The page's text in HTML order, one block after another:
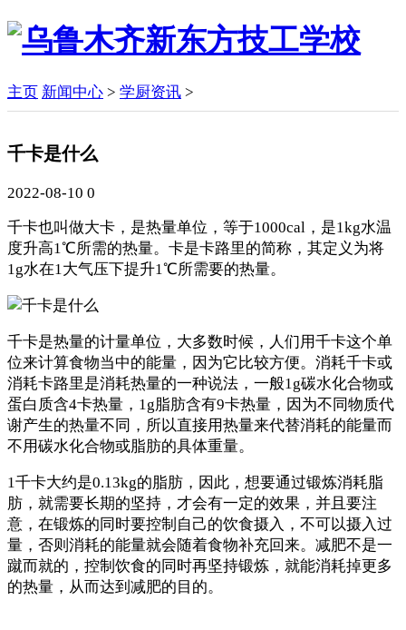
主页 新闻中心 > 学厨资讯 >
千卡是什么
2022-08-10 0
千卡也叫做大卡，是热量单位，等于1000cal，是1kg水温
度升高1℃所需的热量。卡是卡路里的简称，其定义为将
1g水在1大气压下提升1℃所需要的热量。
千卡是热量的计量单位，大多数时候，人们用千卡这个单
位来计算食物当中的能量，因为它比较方便。消耗千卡或
消耗卡路里是消耗热量的一种说法，一般1g碳水化合物或
蛋白质含4卡热量，1g脂肪含有9卡热量，因为不同物质代
谢产生的热量不同，所以直接用热量来代替消耗的能量而
不用碳水化合物或脂肪的具体重量。
1千卡大约是0.13kg的脂肪，因此，想要通过锻炼消耗脂
肪，就需要长期的坚持，才会有一定的效果，并且要注
意，在锻炼的同时要控制自己的饮食摄入，不可以摄入过
量，否则消耗的能量就会随着食物补充回来。减肥不是一
蹴而就的，控制饮食的同时再坚持锻炼，就能消耗掉更多
的热量，从而达到减肥的目的。